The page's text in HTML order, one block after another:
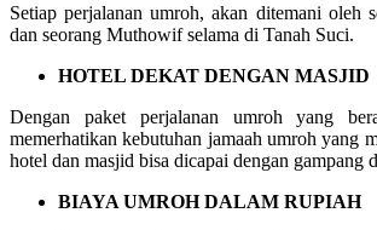
Setiap perjalanan umroh, akan ditemani oleh
dan seorang Muthowif selama di Tanah Suci.
HOTEL DEKAT DENGAN MASJID
Dengan paket perjalanan umroh yang
memerhatikan kebutuhan jamaah umroh yang
hotel dan masjid bisa dicapai dengan gampang
BIAYA UMROH DALAM RUPIAH